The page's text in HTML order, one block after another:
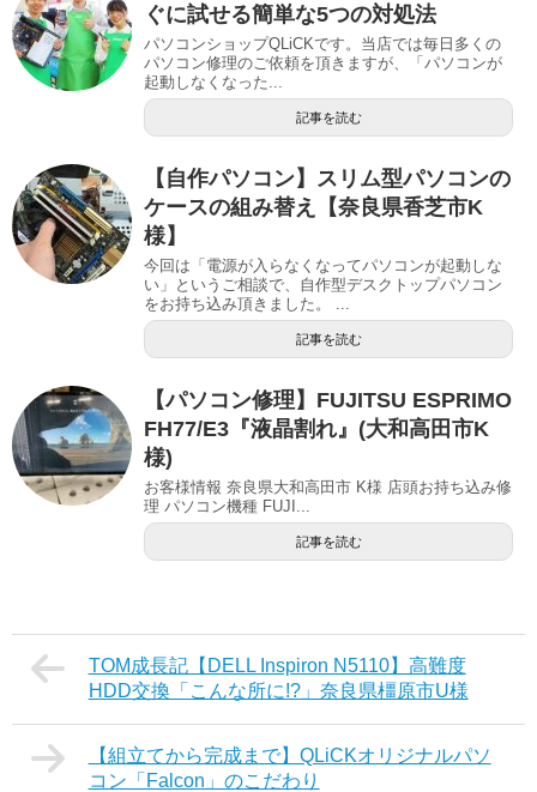
ぐに試せる簡単な5つの対処法
パソコンショップQLiCKです。当店では毎日多くの
パソコン修理のご依頼を頂きますが、「パソコンが
起動しなくなった...
記事を読む
【自作パソコン】スリム型パソコンの
ケースの組み替え【奈良県香芝市K
様】
今回は「電源が入らなくなってパソコンが起動しな
い」というご相談で、自作型デスクトップパソコン
をお持ち込み頂きました。 ...
記事を読む
【パソコン修理】FUJITSU ESPRIMO
FH77/E3『液晶割れ』(大和高田市K
様)
お客様情報 奈良県大和高田市 K様 店頭お持ち込み修
理 パソコン機種 FUJI...
記事を読む
TOM成長記【DELL Inspiron N5110】高難度
HDD交換「こんな所に!?」奈良県橿原市U様
【組立てから完成まで】QLiCKオリジナルパソ
コン「Falcon」のこだわり